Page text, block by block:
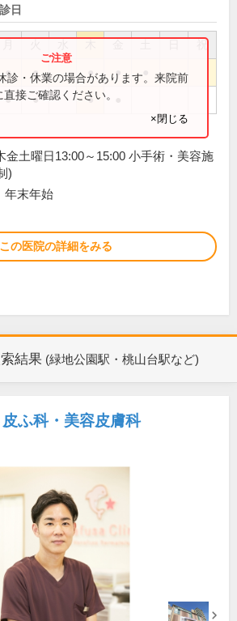
日
祝
● ● ● ●
● ● ●
診・休業の場合があります。来院前
接ご確認ください。
×閉じる
金土曜日13:00～15:00 小手術・美容施
)
年末年始
この医院の詳細をみる
結果 (緑地公園駅・桃山台駅など)
ふ科・美容皮膚科